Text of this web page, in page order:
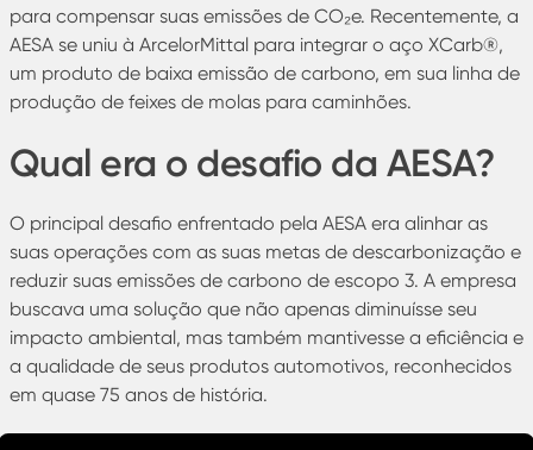
para compensar suas emissões de CO₂e. Recentemente, a
AESA se uniu à ArcelorMittal para integrar o aço XCarb®,
um produto de baixa emissão de carbono, em sua linha de
produção de feixes de molas para caminhões.
Qual era o desafio da AESA?
O principal desafio enfrentado pela AESA era alinhar as
suas operações com as suas metas de descarbonização e
reduzir suas emissões de carbono de escopo 3. A empresa
buscava uma solução que não apenas diminuísse seu
impacto ambiental, mas também mantivesse a eficiência e
a qualidade de seus produtos automotivos, reconhecidos
em quase 75 anos de história.